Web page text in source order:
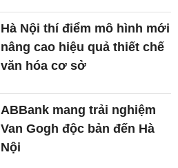
Hà Nội thí điểm mô hình mới
nâng cao hiệu quả thiết chế
văn hóa cơ sở
ABBank mang trải nghiệm
Van Gogh độc bản đến Hà
Nội